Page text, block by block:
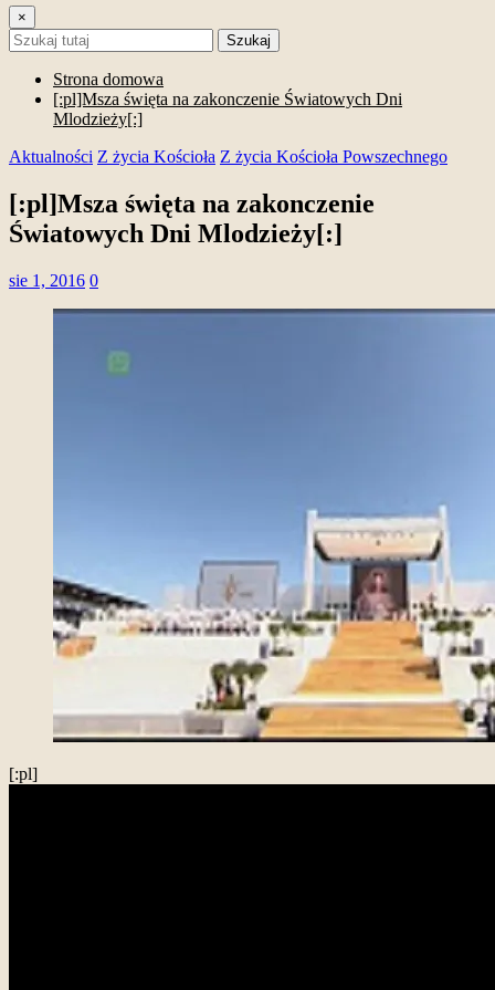
×
Szukaj
Strona domowa
[:pl]Msza święta na zakonczenie Światowych Dni
Mlodzieży[:]
Aktualności Z życia Kościoła Z życia Kościoła Powszechnego
[:pl]Msza święta na zakonczenie
Światowych Dni Mlodzieży[:]
sie 1, 2016 0
[:pl]